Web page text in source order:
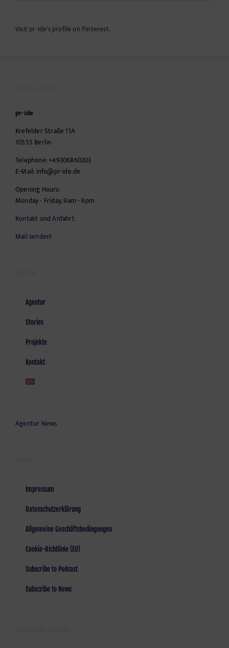
Visit pr-ide's profile on Pinterest.
pr-ide
Krefelder Straße 11A
10555 Berlin
Telephone:+49306860203
E-Mail: info@pr-ide.de
Opening Hours:
Monday - Friday, 9am - 6pm
Kontakt und Anfahrt
Mail senden!
Agentur
Stories
Projekte
Kontakt
Agentur News
Impressum
Datenschutzerklärung
Allgemeine Geschäftsbedingungen
Cookie-Richtlinie (EU)
Subscribe to Podcast
Subscribe to News